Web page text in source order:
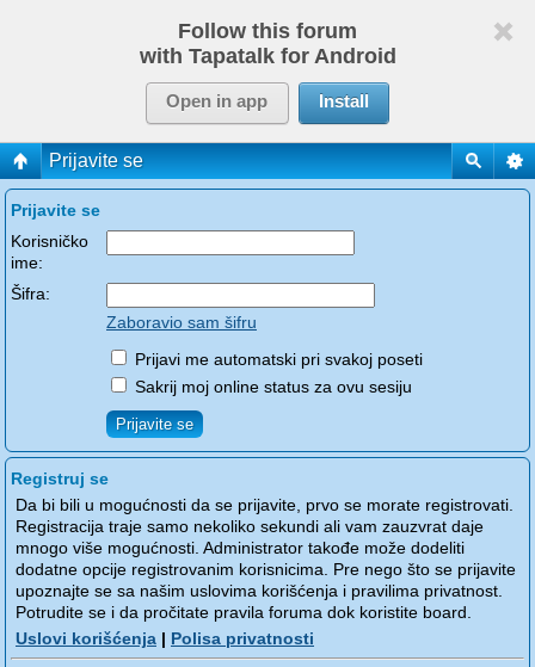
Follow this forum
with Tapatalk for Android
Open in app Install
Prijavite se
Prijavite se
Korisničko
ime:
Šifra:
Zaboravio sam šifru
Prijavi me automatski pri svakoj poseti
Sakrij moj online status za ovu sesiju
Registruj se
Da bi bili u mogućnosti da se prijavite, prvo se morate registrovati.
Registracija traje samo nekoliko sekundi ali vam zauzvrat daje
mnogo više mogućnosti. Administrator takođe može dodeliti
dodatne opcije registrovanim korisnicima. Pre nego što se prijavite
upoznajte se sa našim uslovima korišćenja i pravilima privatnost.
Potrudite se i da pročitate pravila foruma dok koristite board.
Uslovi korišćenja | Polisa privatnosti